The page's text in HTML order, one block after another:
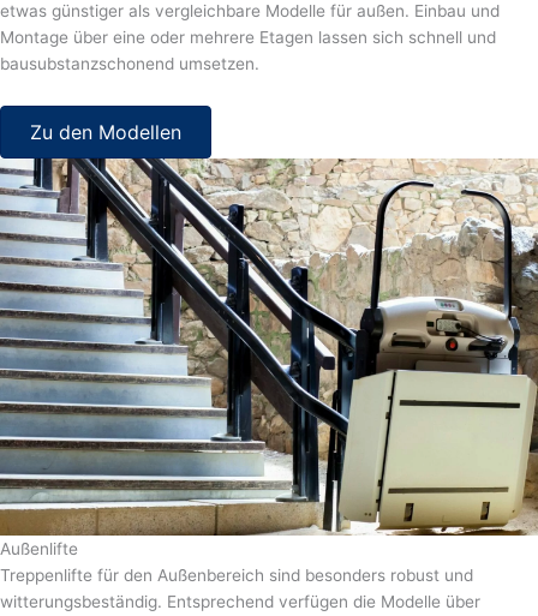
etwas günstiger als vergleichbare Modelle für außen. Einbau und
Montage über eine oder mehrere Etagen lassen sich schnell und
bausubstanzschonend umsetzen.
Zu den Modellen
Außenlifte
Treppenlifte für den Außenbereich sind besonders robust und
witterungsbeständig. Entsprechend verfügen die Modelle über